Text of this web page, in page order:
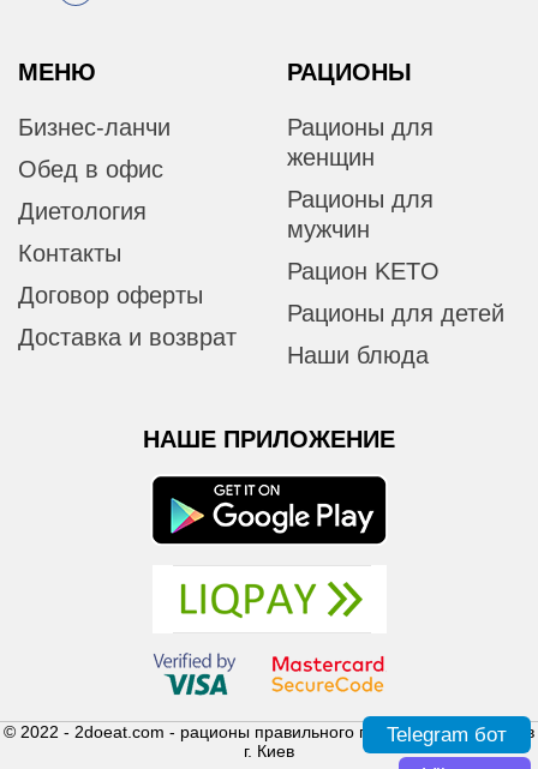
МЕНЮ
Бизнес-ланчи
Обед в офис
Диетология
Контакты
Договор оферты
Доставка и возврат
РАЦИОНЫ
Рационы для
женщин
Рационы для
мужчин
Рацион KETO
Рационы для детей
Наши блюда
НАШЕ ПРИЛОЖЕНИЕ
© 2022 - 2doeat.com - рационы правильного питания с доставкой в
г. Киев
Telegram бот